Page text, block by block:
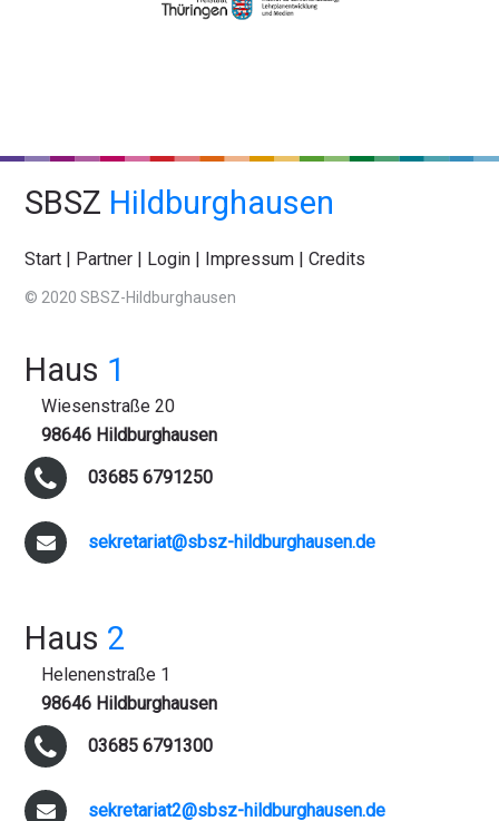
SBSZ Hildburghausen
Start | Partner | Login | Impressum |Credits
© 2020 SBSZ-Hildburghausen
Haus 1
Wiesenstraße 20
98646 Hildburghausen
03685 6791250
sekretariat@sbsz-hildburghausen.de
Haus 2
Helenenstraße 1
98646 Hildburghausen
03685 6791300
sekretariat2@sbsz-hildburghausen.de